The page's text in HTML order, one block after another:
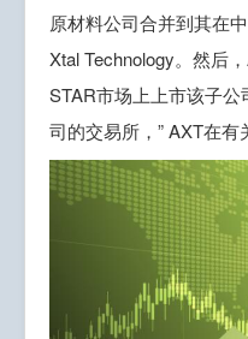
原材料公司合并到其在
Xtal Technology。然后
STAR市场上上市该子公
司的交易所，” AXT在有